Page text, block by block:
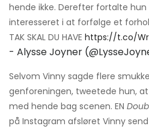
hende ikke. Derefter fortalte hun
interesseret i at forfølge et
TAK SKAL DU HAVE https://t.co/
- Alysse Joyner
Selvom Vinny sagde flere
genforeningen, tweetede hun,
med hende bag scenen. EN
på Instagram afsløret Vinny